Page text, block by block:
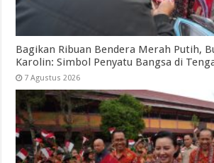
Bagikan Ribuan Bendera Merah Putih,
Karolin: Simbol Penyatu Bangsa di
7 Agustus 2026